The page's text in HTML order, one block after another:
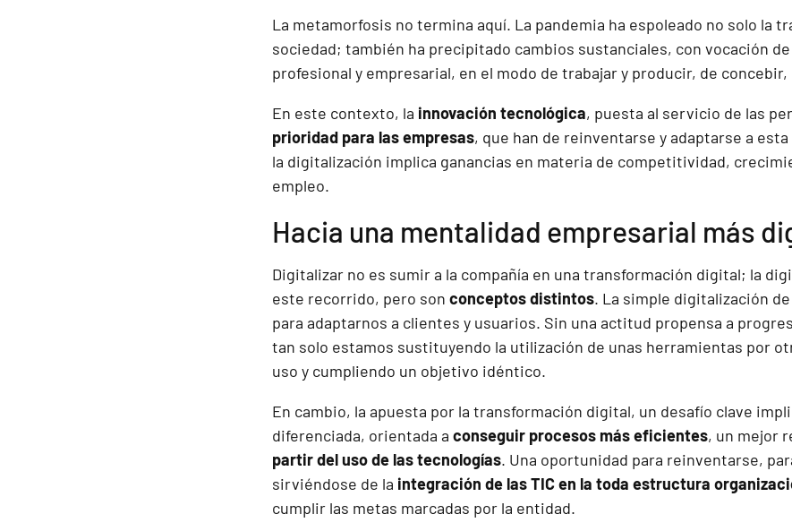
La metamorfosis no termina aquí. La pandemia ha espoleado no solo la
sociedad; también ha precipitado cambios sustanciales, con vocación
profesional y empresarial, en el modo de trabajar y producir, de
En este contexto, la innovación tecnológica, puesta al servicio de las
prioridad para las empresas, que han de reinventarse y adaptarse a
la digitalización implica ganancias en materia de competitividad,
empleo.
Hacia una mentalidad empresarial más
Digitalizar no es sumir a la compañía en una transformación digital; la
este recorrido, pero son conceptos distintos. La simple digitalización
para adaptarnos a clientes y usuarios. Sin una actitud propensa a
tan solo estamos sustituyendo la utilización de unas herramientas por
uso y cumpliendo un objetivo idéntico.
En cambio, la apuesta por la transformación digital, un desafío clave
diferenciada, orientada a conseguir procesos más eficientes, un mejor
partir del uso de las tecnologías. Una oportunidad para reinventarse,
sirviéndose de la integración de las TIC en la toda estructura
cumplir las metas marcadas por la entidad.